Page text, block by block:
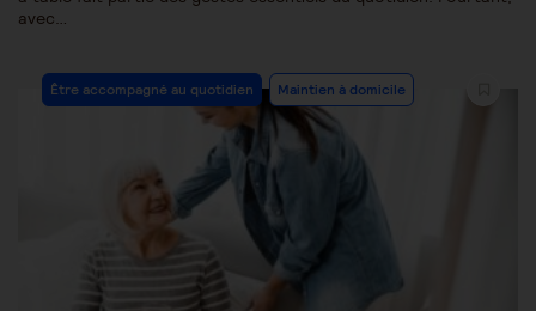
avec…
Être accompagné au quotidien Maintien à domicile